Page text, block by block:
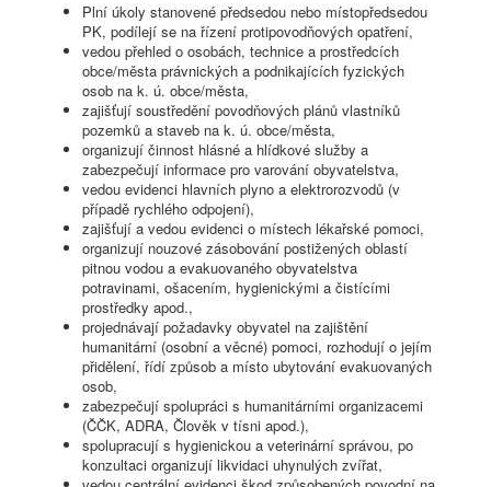
Plní úkoly stanovené předsedou nebo místopředsedou
PK, podílejí se na řízení protipovodňových opatření,
vedou přehled o osobách, technice a prostředcích
obce/města právnických a podnikajících fyzických
osob na k. ú. obce/města,
zajišťují soustředění povodňových plánů vlastníků
pozemků a staveb na k. ú. obce/města,
organizují činnost hlásné a hlídkové služby a
zabezpečují informace pro varování obyvatelstva,
vedou evidenci hlavních plyno a elektrorozvodů (v
případě rychlého odpojení),
zajišťují a vedou evidenci o místech lékařské pomoci,
organizují nouzové zásobování postižených oblastí
pitnou vodou a evakuovaného obyvatelstva
potravinami, ošacením, hygienickými a čistícími
prostředky apod.,
projednávají požadavky obyvatel na zajištění
humanitární (osobní a věcné) pomoci, rozhodují o jejím
přidělení, řídí způsob a místo ubytování evakuovaných
osob,
zabezpečují spolupráci s humanitárními organizacemi
(ČČK, ADRA, Člověk v tísni apod.),
spolupracují s hygienickou a veterinární správou, po
konzultaci organizují likvidaci uhynulých zvířat,